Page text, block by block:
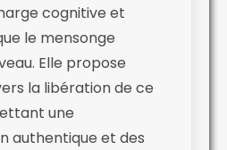
cognitive et
le mensonge
Elle propose
la libération de ce
une
authentique et des